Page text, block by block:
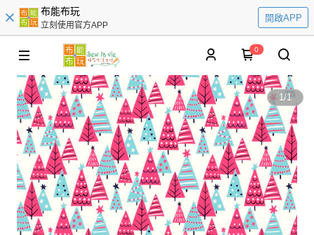
布能布玩
立刻使用官方APP
開啟APP
0
1/1